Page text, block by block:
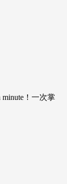
！一次掌